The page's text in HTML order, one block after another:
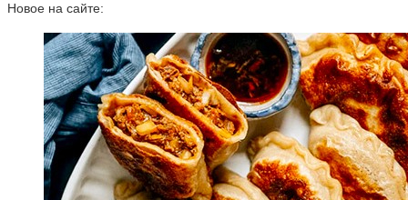
Новое на сайте: